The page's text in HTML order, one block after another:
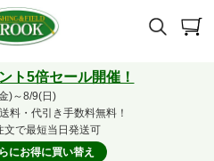
ト5倍セール開催！
)～8/9(日)
料・代引き手数料無料！
文で最短当日発送可
にお得に買い替え